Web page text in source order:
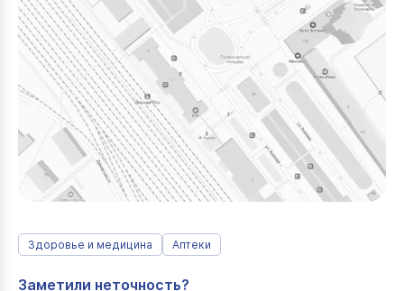
Здоровье и медицина Аптеки
Заметили неточность?